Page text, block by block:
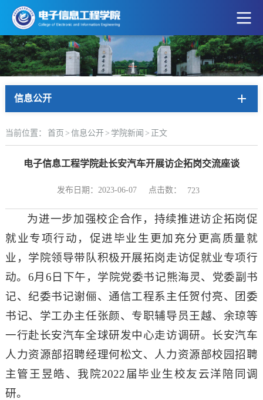
信息公开
当前位置： 首页 > 信息公开> 学院新闻 > 正文
电子信息工程学院赴长安汽车开展访企拓岗交流座谈
发布日期：2023-06-07 点击数： 723
为进一步加强校企合作，持续推进访企拓岗促
就业专项行动，促进毕业生更加充分更高质量就
业，学院领导带队积极开展拓岗走访促就业专项行
动。6月6日下午，学院党委书记熊海灵、党委副书
记、纪委书记谢俪、通信工程系主任贺付亮、团委
书记、学工办主任张颜、专职辅导员王越、余琼等
一行赴长安汽车全球研发中心走访调研。长安汽车
人力资源部招聘经理何松文、人力资源部校园招聘
主管王昱皓、我院2022届毕业生校友云洋陪同调
研。